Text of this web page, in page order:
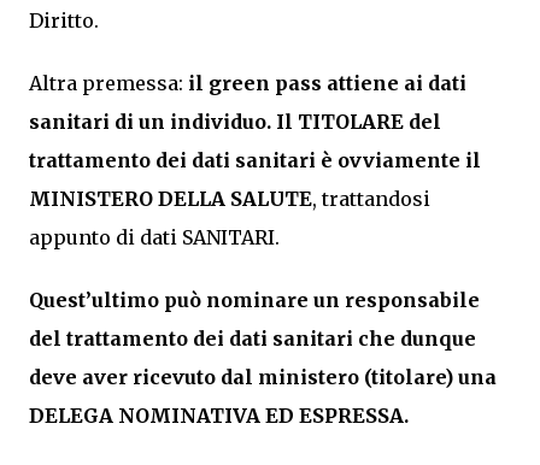
Diritto.
Altra premessa: il green pass attiene ai dati
sanitari di un individuo. Il TITOLARE del
trattamento dei dati sanitari è ovviamente il
MINISTERO DELLA SALUTE, trattandosi
appunto di dati SANITARI.
Quest’ultimo può nominare un responsabile
del trattamento dei dati sanitari che dunque
deve aver ricevuto dal ministero (titolare) una
DELEGA NOMINATIVA ED ESPRESSA.